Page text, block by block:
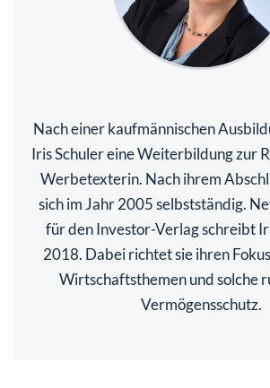
Nach einer kaufmännischen
Iris Schuler eine Weiterbildung zur
Werbetexterin. Nach ihrem
sich im Jahr 2005 selbstständig.
für den Investor-Verlag schreibt
2018. Dabei richtet sie ihren
Wirtschaftsthemen und solche
Vermögensschutz.